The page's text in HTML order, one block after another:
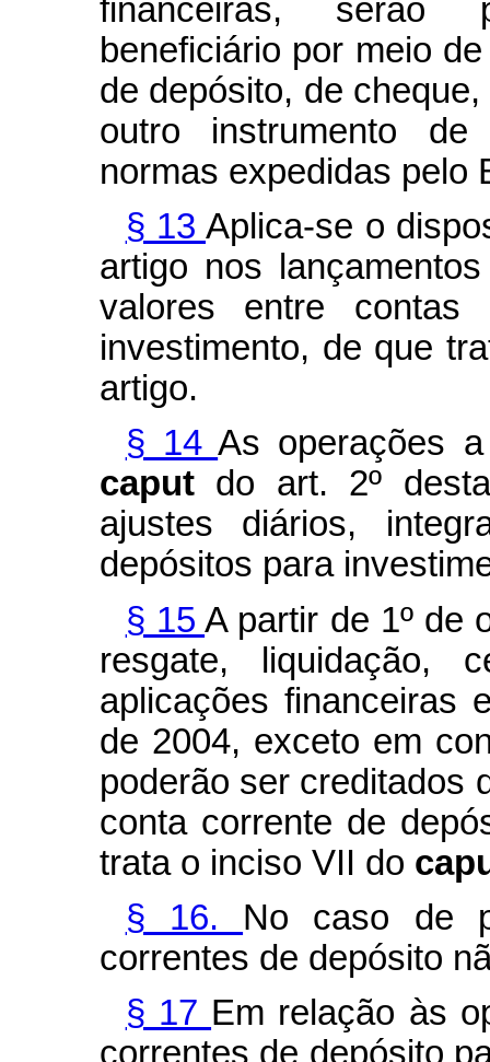
financeiras, serão
beneficiário por meio
de depósito, de
outro instrumento de
normas expedidas pelo
§ 13 Aplica-se o
artigo nos
valores entre contas
investimento, de que
artigo.
§ 14As operações
caput do art. 2º
ajustes diários,
depósitos para
§ 15A partir de 1º de
resgate, liquidação,
aplicações financeiras
de 2004, exceto em
poderão ser creditados
conta corrente de
trata o inciso VII do
§ 16. No caso de
correntes de depósito
§ 17 Em relação às
correntes de depósito